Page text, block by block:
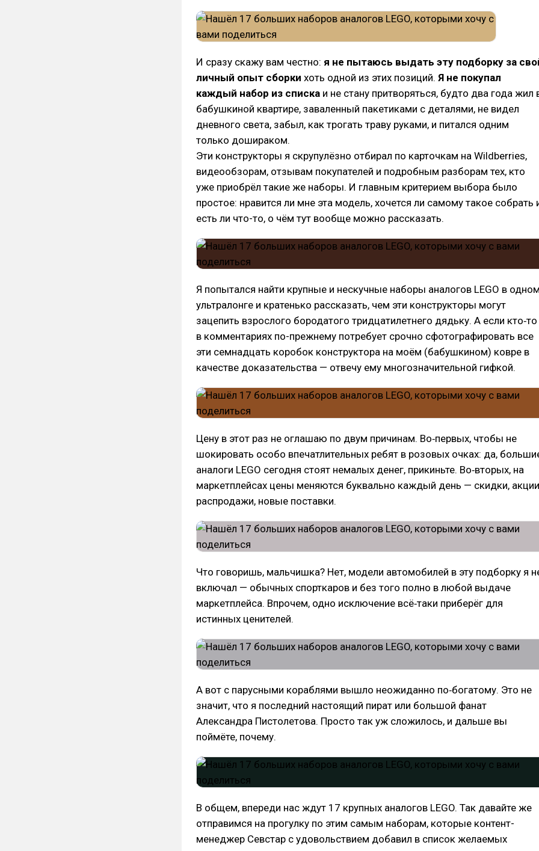
И сразу скажу вам честно: я не пытаюсь выдать эту подборку за
личный опыт сборки хоть одной из этих позиций. Я не покупал
каждый набор из списка и не стану притворяться, будто два года жил
бабушкиной квартире, заваленный пакетиками с деталями, не видел
дневного света, забыл, как трогать траву руками, и питался одним
только дошираком.
Эти конструкторы я скрупулёзно отбирал по карточкам на Wildberries,
видеообзорам, отзывам покупателей и подробным разборам тех, кто
уже приобрёл такие же наборы. И главным критерием выбора было
простое: нравится ли мне эта модель, хочется ли самому такое собрать
есть ли что-то, о чём тут вообще можно рассказать.
Я попытался найти крупные и нескучные наборы аналогов LEGO в
ультралонге и кратенько рассказать, чем эти конструкторы могут
зацепить взрослого бородатого тридцатилетнего дядьку. А если кто‑то
в комментариях по-прежнему потребует срочно сфотографировать все
эти семнадцать коробок конструктора на моём (бабушкином) ковре в
качестве доказательства — отвечу ему многозначительной гифкой.
Цену в этот раз не оглашаю по двум причинам. Во‑первых, чтобы не
шокировать особо впечатлительных ребят в розовых очках: да,
аналоги LEGO сегодня стоят немалых денег, прикиньте. Во‑вторых, на
маркетплейсах цены меняются буквально каждый день — скидки,
распродажи, новые поставки.
Что говоришь, мальчишка? Нет, модели автомобилей в эту подборку я
включал — обычных спорткаров и без того полно в любой выдаче
маркетплейса. Впрочем, одно исключение всё‑таки приберёг для
истинных ценителей.
А вот с парусными кораблями вышло неожиданно по‑богатому. Это не
значит, что я последний настоящий пират или большой фанат
Александра Пистолетова. Просто так уж сложилось, и дальше вы
поймёте, почему.
В общем, впереди нас ждут 17 крупных аналогов LEGO. Так давайте же
отправимся на прогулку по этим самым наборам, которые контент-
менеджер Севстар с удовольствием добавил в список желаемых